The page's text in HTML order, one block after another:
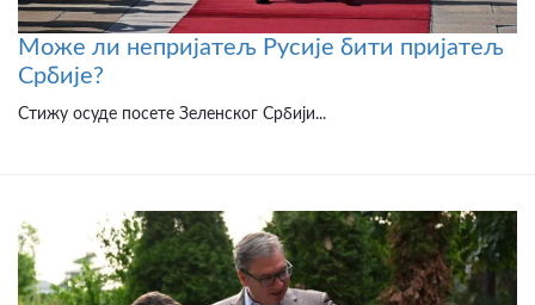
Може ли непријатељ Русије бити пријатељ
Србије?
Стижу осуде посете Зеленског Србији...